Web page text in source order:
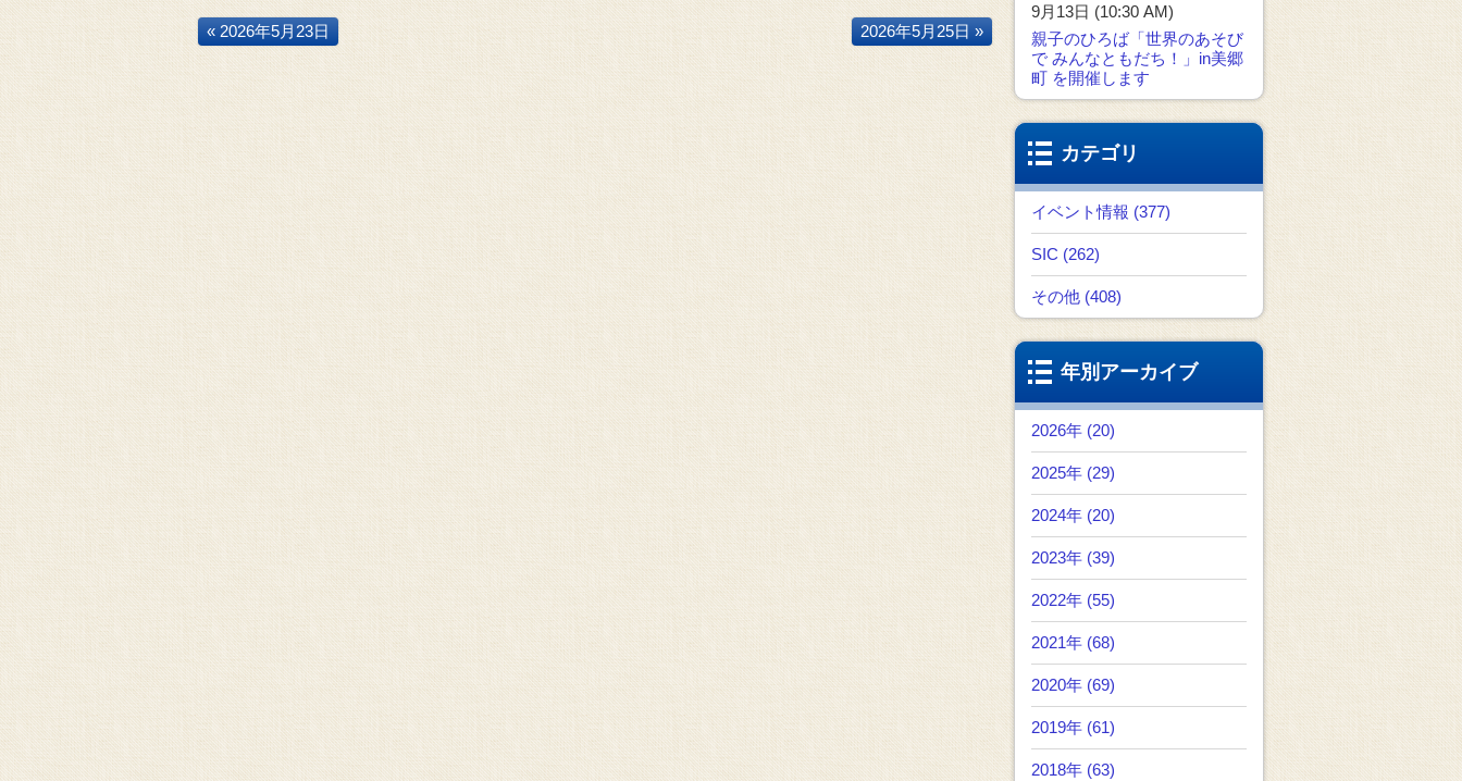
« 2026年5月23日 2026年5月25日 »
9月13日 (10:30 AM)
親子のひろば「世界のあそび
で みんなともだち！」in美郷
町 を開催します
カテゴリ
イベント情報 (377)
SIC (262)
その他 (408)
年別アーカイブ
2026年 (20)
2025年 (29)
2024年 (20)
2023年 (39)
2022年 (55)
2021年 (68)
2020年 (69)
2019年 (61)
2018年 (63)